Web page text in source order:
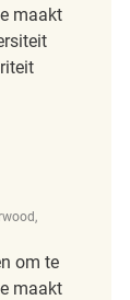
maakt
om te
maakt